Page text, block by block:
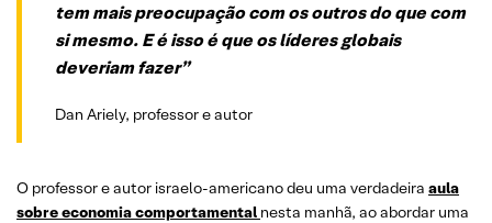
tem mais preocupação com os outros do que com
si mesmo. E é isso é que os líderes globais
deveriam fazer”
Dan Ariely, professor e autor
O professor e autor israelo-americano deu uma verdadeira aula
sobre economia comportamental nesta manhã, ao abordar uma